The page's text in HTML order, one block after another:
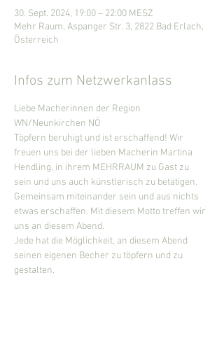
30. Sept. 2024, 19:00 – 22:00 MESZ
Mehr Raum, Aspanger Str. 3, 2822 Bad Erlach,
Österreich
Infos zum Netzwerkanlass
Liebe Macherinnen der Region
WN/Neunkirchen NÖ
Töpfern beruhigt und ist erschaffend! Wir
freuen uns bei der lieben Macherin Martina
Hendling, in ihrem MEHRRAUM zu Gast zu
sein und uns auch künstlerisch zu betätigen.
Gemeinsam miteinander sein und aus nichts
etwas erschaffen. Mit diesem Motto treffen wir
uns an diesem Abend.
Jede hat die Möglichkeit, an diesem Abend
seinen eigenen Becher zu töpfern und zu
gestalten.